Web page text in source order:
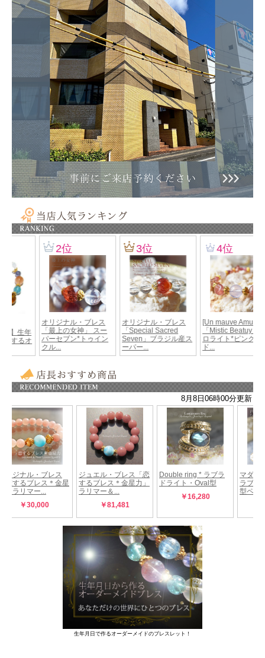
生年月日で作るオーダーメイドのブレスレット！